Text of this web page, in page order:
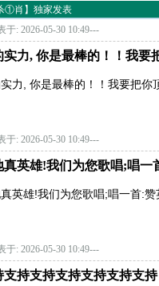
①肖】独家发表
于: 2026-05-30 10:49---
实力, 你是最棒的！！我要
力, 你是最棒的！！我要把你
于: 2026-05-30 10:49---
真英雄!我们为您歌唱;唱一
英雄!我们为您歌唱;唱一首:
于: 2026-05-30 10:49---
支持支持支持支持支持支持